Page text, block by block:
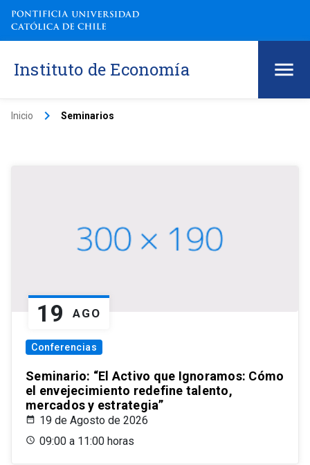
Instituto de Economía
Inicio keyboard_arrow_right Seminarios
19 AGO
Conferencias
Seminario: “El Activo que Ignoramos: Cómo
el envejecimiento redefine talento,
mercados y estrategia”
19 de Agosto de 2026
09:00 a 11:00 horas